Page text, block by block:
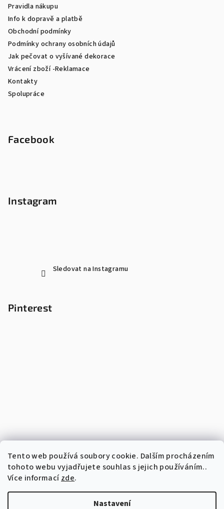
Tento web používá soubory cookie. Dalším procházením
tohoto webu vyjadřujete souhlas s jejich používáním..
Více informacízde.
Nastavení
Pravidla nákupu
Info k dopravě a platbě
Obchodní podmínky
Podmínky ochrany osobních údajů
Jak pečovat o vyšívané dekorace
Vrácení zboží -Reklamace
Kontakty
Spolupráce
Facebook
Instagram
Sledovat na Instagramu
Pinterest